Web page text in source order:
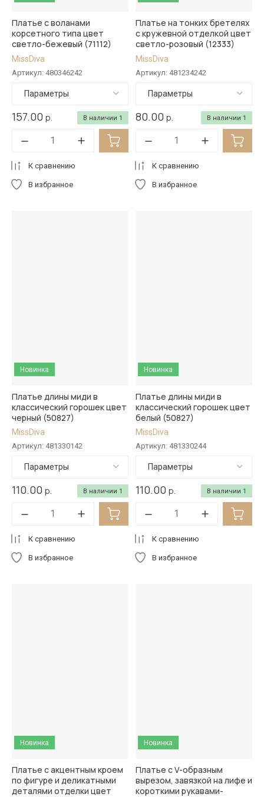
Платье с воланами
корсетного типа цвет
светло-бежевый (71112)
MissDiva
Артикул: 480346242
Параметры
В наличии 1
157.00 р.
К сравнению
В избранное
Платье на тонких бретелях
с кружевной отделкой цвет
светло-розовый (12333)
MissDiva
Артикул: 481234242
Параметры
В наличии 1
80.00 р.
К сравнению
В избранное
Новинка
Платье длины миди в
классический горошек цвет
черный (50827)
MissDiva
Артикул: 481330142
Параметры
В наличии 1
110.00 р.
К сравнению
В избранное
Новинка
Платье длины миди в
классический горошек цвет
белый (50827)
MissDiva
Артикул: 481330244
Параметры
В наличии 1
110.00 р.
К сравнению
В избранное
Новинка
Платье с акцентным кроем
по фигуре и деликатными
деталями отделки цвет
Новинка
Платье с V-образным
вырезом, завязкой на лифе и
короткими рукавами-